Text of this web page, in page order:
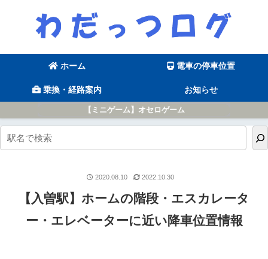
ホーム 電車の停車位置
乗換・経路案内 お知らせ
【ミニゲーム】オセロゲーム
【入曽駅】ホームの階段・エスカレータ
ー・エレベーターに近い降車位置情報
2020.08.10 2022.10.30